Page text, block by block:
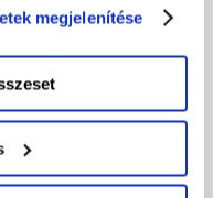
fogadja el.
megjelenítése